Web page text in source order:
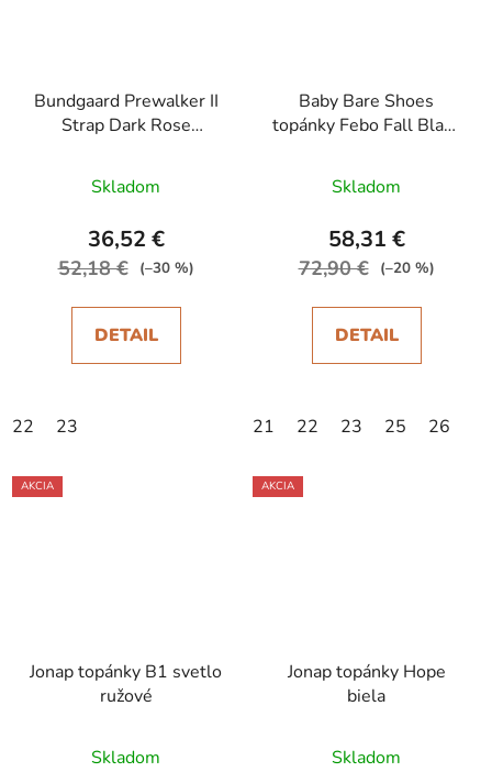
Bundgaard Prewalker II
Strap Dark Rose
Skladom
36,52 €
52,18 € (–30 %)
DETAIL
22 23
Baby Bare Shoes
topánky Febo Fall Black
Skladom
58,31 €
72,90 € (–20 %)
DETAIL
21 22 23 25 26
AKCIA
Jonap topánky B1 svetlo
ružové
Skladom
AKCIA
Jonap topánky Hope
biela
Skladom